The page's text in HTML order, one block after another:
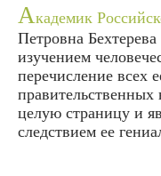
Академик
Петровна
изучением
перечисление всех
правительственных
целую страницу и
следствием ее